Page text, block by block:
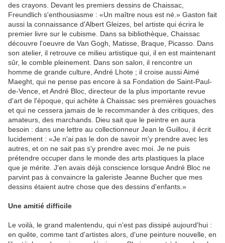
des crayons. Devant les premiers dessins de Chaissac,
Freundlich s'enthousiasme : «Un maître nous est né.» Gaston fait
aussi la connaissance d'Albert Gleizes, bel artiste qui écrira le
premier livre sur le cubisme. Dans sa bibliothèque, Chaissac
découvre l'oeuvre de Van Gogh, Matisse, Braque, Picasso. Dans
son atelier, il retrouve ce milieu artistique qui, il en est maintenant
sûr, le comble pleinement. Dans son salon, il rencontre un
homme de grande culture, André Lhote ; il croise aussi Aimé
Maeght, qui ne pense pas encore à sa Fondation de Saint-Paul-
de-Vence, et André Bloc, directeur de la plus importante revue
d'art de l'époque, qui achète à Chaissac ses premières gouaches
et qui ne cessera jamais de le recommander à des critiques, des
amateurs, des marchands. Dieu sait que le peintre en aura
besoin : dans une lettre au collectionneur Jean le Guillou, il écrit
lucidement : «Je n'ai pas le don de savoir m'y prendre avec les
autres, et on ne sait pas s'y prendre avec moi. Je ne puis
prétendre occuper dans le monde des arts plastiques la place
que je mérite. J'en avais déjà conscience lorsque André Bloc ne
parvint pas à convaincre la galeriste Jeanne Bucher que mes
dessins étaient autre chose que des dessins d'enfants.»
Une amitié difficile
Le voilà, le grand malentendu, qui n'est pas dissipé aujourd'hui :
en quête, comme tant d'artistes alors, d'une peinture nouvelle, en